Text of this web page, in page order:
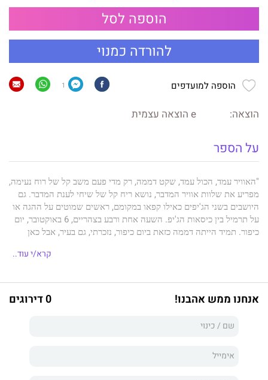
הוספה לסל
להורדה כמנוי
הוספה למועדפים 1
הוצאה: e הוצאה עצמית
על הספר
"האוויר עמד, הכול עמד, שקט דממה, רק מדי פעם משב קל של רוח נעימה,
מפריע את שלוות אוויר המדבר, נושא ריח קל של שיחי לענת המדבר. גם
היושבים בשני הג'יפים כאילו קפאו במקומם, ראשים שמוטים על ההגה או
על תרמיל בין כיסאות הג'יפ. השעה אחת ורבע בצהריים, 6 באוקטובר, יום
כיפור. תמיד הייתה דממה כזאת ביום כיפור, נזכרתי, גם בעיר, אבל כאן
חוקר את
מפקדאוגדה252 ברפידים:האם בדקו שכולם יצאו מהקו?האם בוצע פינוי
מוחלט של כל שישה-עשר המוצבים
כל הדרגים
קרא/י עוד..
אנחנו ממש אהבנו! 0 דירוגים